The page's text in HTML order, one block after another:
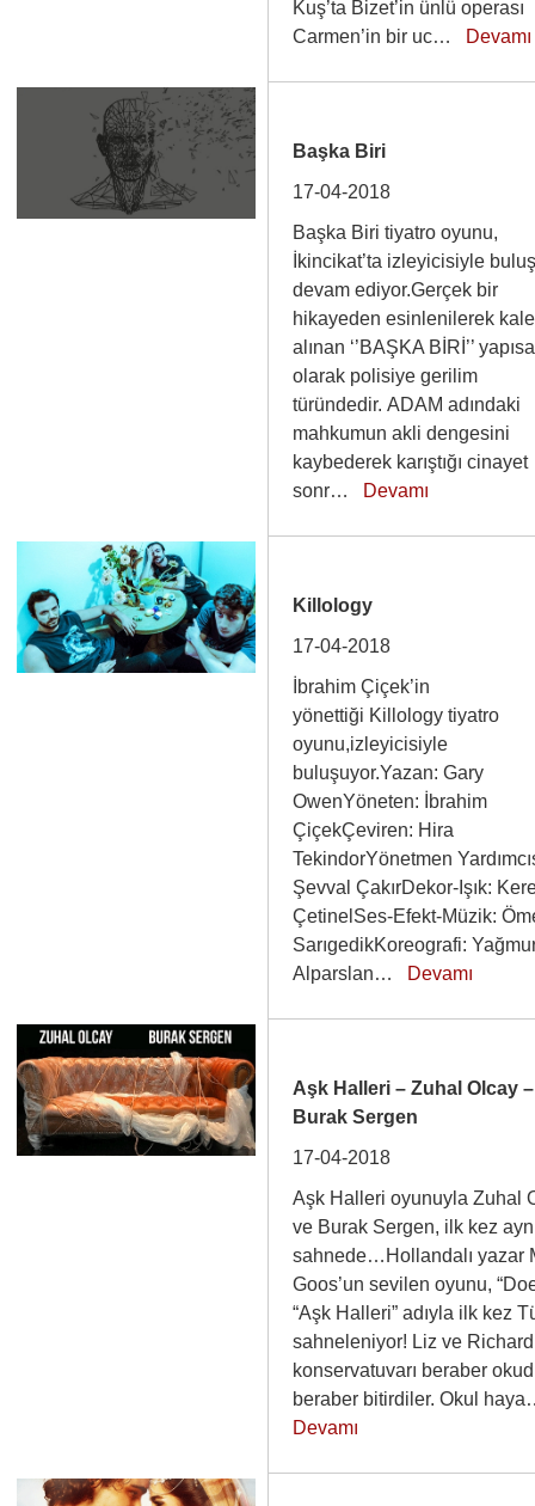
Kuş’ta Bizet’in ünlü operası
Carmen’in bir uc… Devamı
Başka Biri
17-04-2018
Başka Biri tiyatro oyunu,
İkincikat’ta izleyicisiyle
devam ediyor.Gerçek bir
hikayeden esinlenilerek
alınan ‘’BAŞKA BİRİ’’
olarak polisiye gerilim
türündedir. ADAM adındaki
mahkumun akli dengesini
kaybederek karıştığı cinayet
sonr… Devamı
Killology
17-04-2018
İbrahim Çiçek’in
yönettiği Killology tiyatro
oyunu,izleyicisiyle
buluşuyor.Yazan: Gary
OwenYöneten: İbrahim
ÇiçekÇeviren: Hira
TekindorYönetmen
Şevval ÇakırDekor-Işık:
ÇetinelSes-Efekt-Müzik:
SarıgedikKoreografi:
Alparslan… Devamı
Aşk Halleri – Zuhal Olcay –
Burak Sergen
17-04-2018
Aşk Halleri oyunuyla Zuhal
ve Burak Sergen, ilk kez
sahnede…Hollandalı yazar
Goos’un sevilen oyunu,
“Aşk Halleri” adıyla ilk kez
sahneleniyor! Liz ve Richard
konservatuvarı beraber
beraber bitirdiler. Okul
Devamı